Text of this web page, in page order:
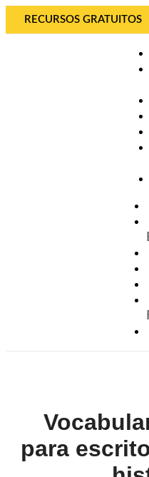
RECURSOS GRATUITOS
para